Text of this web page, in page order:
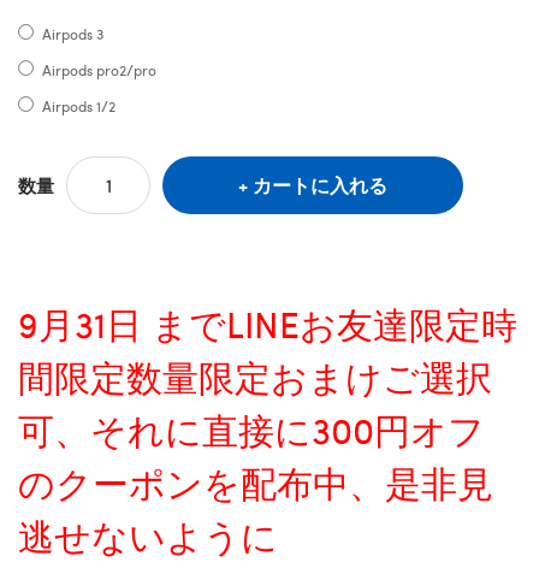
Airpods 3
Airpods pro2/pro
Airpods 1/2
数量 カートに入れる
9月31日 までLINEお友達限定時
間限定数量限定おまけご選択
可、それに直接に300円オフ
のクーポンを配布中、是非見
逃せないように